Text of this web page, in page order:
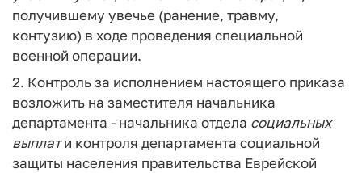
получившему увечье (ранение, травму,
контузию) в ходе проведения специальной
военной операции.
2. Контроль за исполнением настоящего приказа
возложить на заместителя начальника
департамента - начальника отдела социальных
выплати контроля департамента социальной
защиты населения правительства Еврейской